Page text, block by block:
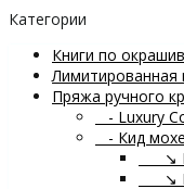
Категории
Книги по
Лимитированная
Пряжа ручного
- Luxury
- Кид
↘
↘